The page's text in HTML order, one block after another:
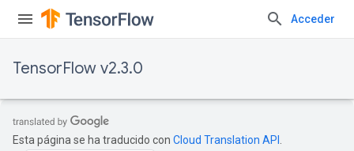
Acceder
TensorFlow v2.3.0
Esta página se ha traducido con Cloud Translation API